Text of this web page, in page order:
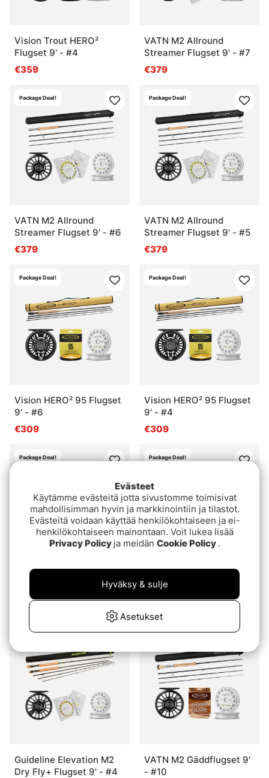
Vision Trout HERO²
Flugset 9' - #4
€359
VATN M2 Allround
Streamer Flugset 9' - #7
€379
Package Deal!
VATN M2 Allround
Streamer Flugset 9' - #6
€379
Package Deal!
VATN M2 Allround
Streamer Flugset 9' - #5
€379
Package Deal!
Vision HERO² 95 Flugset
9' - #6
€309
Package Deal!
Vision HERO² 95 Flugset
9' - #4
€309
Package Deal!
Guideline Elevation M2
Dry Fly+ Flugset 9' - #6
€399
Package Deal!
Guideline Elevation M2
Dry Fly+ Flugset 9' - #5
Guideline Elevation M2
Dry Fly+ Flugset 9' - #4
VATN M2 Gäddflugset 9'
- #10
Evästeet
Käytämme evästeitä jotta sivustomme toimisivat
mahdollisimman hyvin ja markkinointiin ja tilastot.
Evästeitä voidaan käyttää henkilökohtaiseen ja ei-
henkilökohtaiseen mainontaan. Voit lukea lisää
Privacy Policy ja meidän Cookie Policy .
Asetukset
Hyväksy & sulje